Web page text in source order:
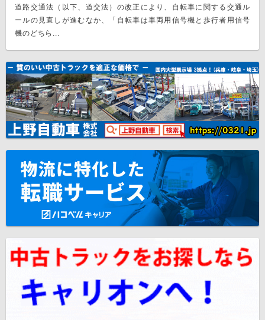
道路交通法（以下、道交法）の改正により、自転車に関する交通ル
ールの見直しが進むなか、「自転車は車両用信号機と歩行者用信号
機のどちら...